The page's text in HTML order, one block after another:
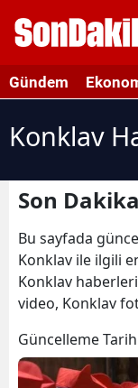
Gündem
Konklav
Son
Bu sayfada
Konklav ile ilgili
Konklav
video, Konklav
Güncelleme